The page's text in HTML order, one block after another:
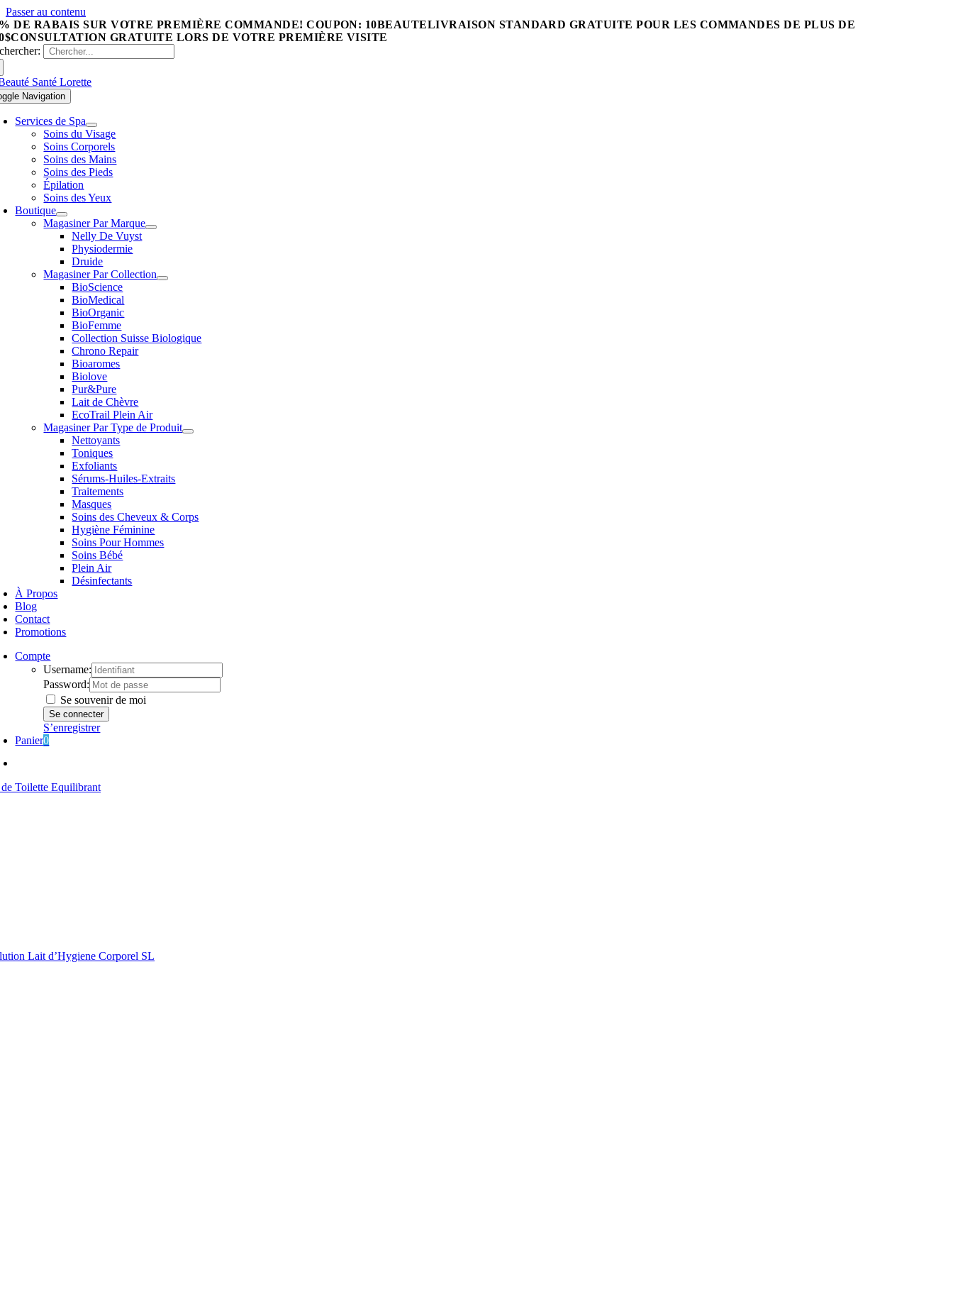
Passer au contenu
DE RABAIS SUR VOTRE PREMIÈRE COMMANDE! COUPON: 10BEAUTELIVRAISON STANDARD GRATUITE POUR LES COMMANDES DE PLUS DE
CONSULTATION GRATUITE LORS DE VOTRE PREMIÈRE VISITE
Navigation
Services de Spa
Soins du Visage
Soins Corporels
Soins des Mains
Soins des Pieds
Épilation
Soins des Yeux
Boutique
Magasiner Par Marque
Nelly De Vuyst
Physiodermie
Druide
Magasiner Par Collection
BioScience
BioMedical
BioOrganic
BioFemme
Collection Suisse Biologique
Chrono Repair
Bioaromes
Biolove
Pur&Pure
Lait de Chèvre
EcoTrail Plein Air
Magasiner Par Type de Produit
Nettoyants
Toniques
Exfoliants
Sérums-Huiles-Extraits
Traitements
Masques
Soins des Cheveux & Corps
Hygiène Féminine
Soins Pour Hommes
Soins Bébé
Plein Air
Désinfectants
À Propos
Blog
Contact
Promotions
Compte
Username:
Password:
Se souvenir de moi
S’enregistrer
Panier0
Toilette Equilibrant
Lait d’Hygiene Corporel SL